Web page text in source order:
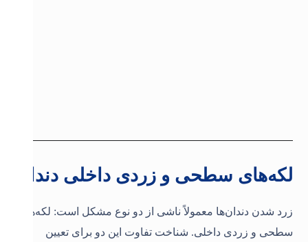
لکه‌های سطحی و زردی داخلی دندان
زرد شدن دندان‌ها معمولاً ناشی از دو نوع مشکل است: لکه‌های
سطحی و زردی داخلی. شناخت تفاوت این دو برای تعیین